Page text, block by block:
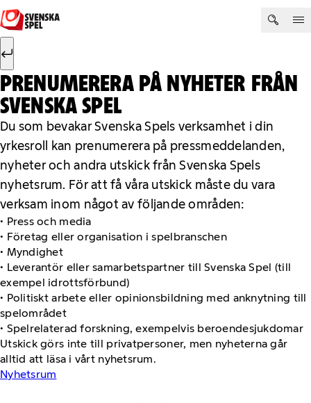
Hoppa till innehåll
Sök efter:
PRENUMERERA PÅ NYHETER FRÅN
SVENSKA SPEL
Du som bevakar Svenska Spels verksamhet i din
yrkesroll kan prenumerera på pressmeddelanden,
nyheter och andra utskick från Svenska Spels
nyhetsrum. För att få våra utskick måste du vara
verksam inom något av följande områden:
• Press och media
• Företag eller organisation i spelbranschen
• Myndighet
• Leverantör eller samarbetspartner till Svenska Spel (till
exempel idrottsförbund)
• Politiskt arbete eller opinionsbildning med anknytning till
spelområdet
• Spelrelaterad forskning, exempelvis beroendesjukdomar
Utskick görs inte till privatpersoner, men nyheterna går
alltid att läsa i vårt nyhetsrum.
Nyhetsrum